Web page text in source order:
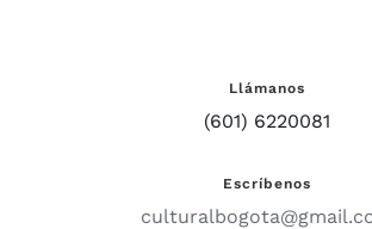
Llámanos
(601) 6220081
Escríbenos